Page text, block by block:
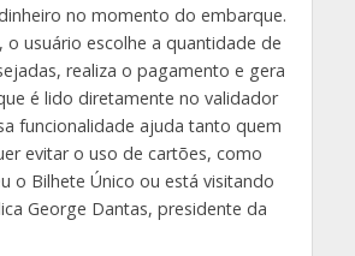
no momento do embarque.
o usuário escolhe a quantidade de
realiza o pagamento e gera
é lido diretamente no validador
funcionalidade ajuda tanto quem
evitar o uso de cartões, como
o Bilhete Único ou está visitando
George Dantas, presidente da